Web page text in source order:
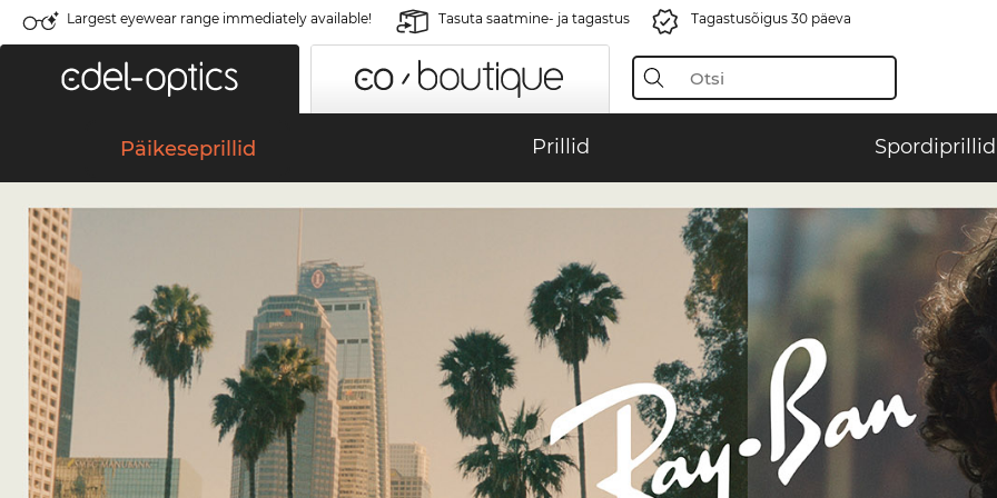
Largest eyewear range immediately available! Tasuta saatmine- ja tagastus Tagastusõigus 30 päeva
Päikeseprillid Prillid Spordiprillid